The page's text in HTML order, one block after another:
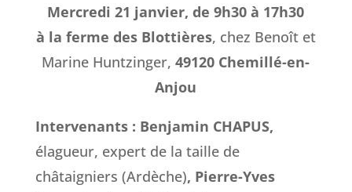
Mercredi 21 janvier, de 9h30 à 17h30
à la ferme des Blottières, chez Benoît et
Marine Huntzinger,49120 Chemillé-en-
Anjou
Intervenants : Benjamin CHAPUS,
élagueur, expert de la taille de
châtaigniers (Ardèche), Pierre-Yves